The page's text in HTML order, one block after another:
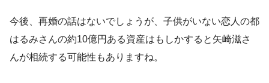
今後、再婚の話はないでしょうが、子供がいない恋人の都
はるみさんの約10億円ある資産はもしかすると矢崎滋さ
んが相続する可能性もありますね。